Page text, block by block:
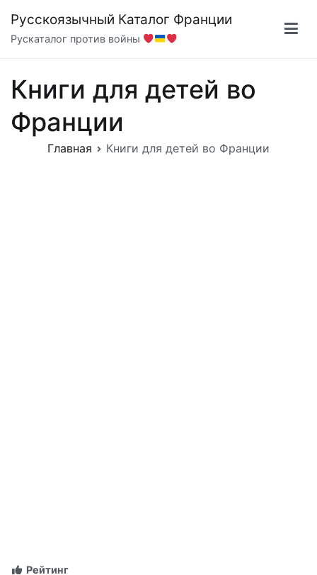
содержимому
Русскоязычный Каталог Франции
Рускаталог против войны
Книги для детей во
Франции
Главная Книги для детей во Франции
Рейтинг